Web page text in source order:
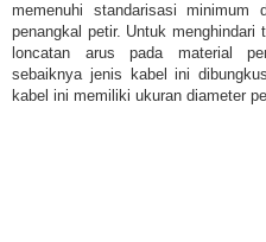
memenuhi standarisasi minimum
penangkal petir. Untuk menghindari
loncatan arus pada material
sebaiknya jenis kabel ini
kabel ini memiliki ukuran diameter